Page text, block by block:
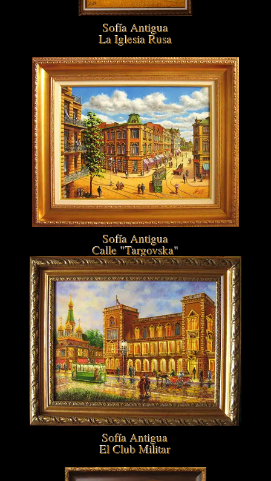
Sofía Antigua
La Iglesia Rusa
Sofía Antigua
Calle "Targovska"
Sofía Antigua
El Club Militar